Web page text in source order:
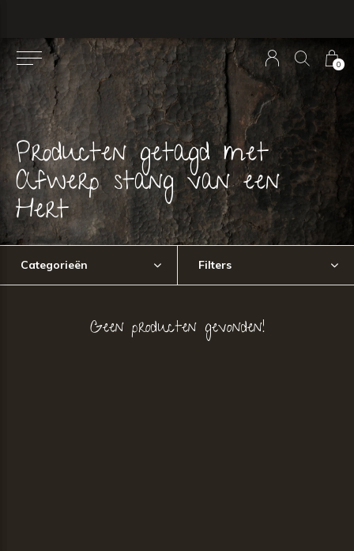
0
Producten getagd met
Afwerp stang van een
Hert
Categorieën Filters
Geen producten gevonden!